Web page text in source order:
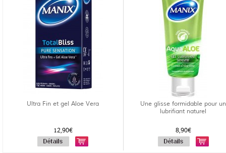
Ultra Fin et gel Aloe Vera
12,90€
Une glisse formidable pour un
lubrifiant naturel
8,90€